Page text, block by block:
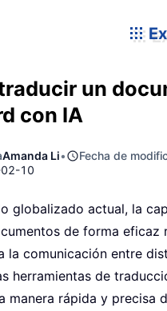
un
con IA
Amanda Li•
Fecha de
10
globalizado actual, la
de forma eficaz
la comunicación entre
herramientas de
manera rápida y precisa